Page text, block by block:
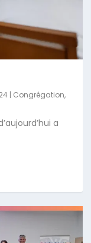
| Congrégation,
a